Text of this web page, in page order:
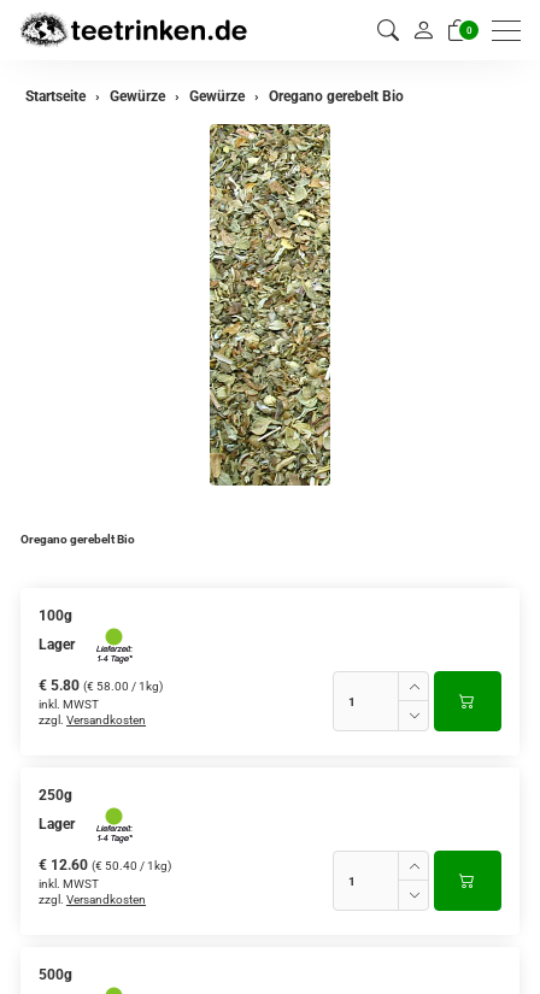
0
zurück
Startseite Gewürze Gewürze Oregano gerebelt Bio
Oregano gerebelt Bio
100g
Lager
€ 5.80 (€ 58.00 / 1kg)
inkl. MWST
zzgl. Versandkosten
250g
Lager
€ 12.60 (€ 50.40 / 1kg)
inkl. MWST
zzgl. Versandkosten
500g